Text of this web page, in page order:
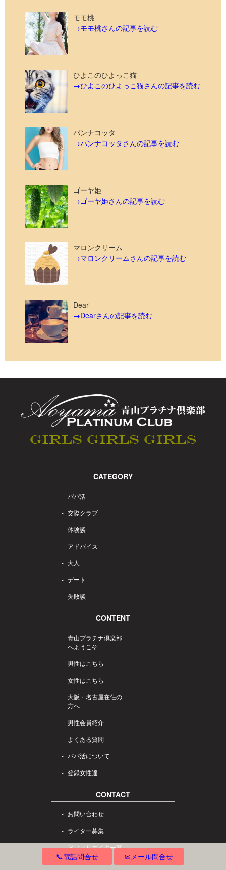
モモ桃
→モモ桃さんの記事を読む
ひよこのひよっこ猫
→ひよこのひよっこ猫さんの記事を読む
パンナコッタ
→パンナコッタさんの記事を読む
ゴーヤ姫
→ゴーヤ姫さんの記事を読む
マロンクリーム
→マロンクリームさんの記事を読む
Dear
→Dearさんの記事を読む
CATEGORY
パパ活
交際クラブ
体験談
アドバイス
大人
デート
失敗談
CONTENT
青山プラチナ倶楽部
へようこそ
男性はこちら
女性はこちら
大阪・名古屋在住の
方へ
男性会員紹介
よくある質問
パパ活について
登録女性達
CONTACT
お問い合わせ
ライター募集
アフィリエイター募
集
📞電話問合せ ✉メール問合せ